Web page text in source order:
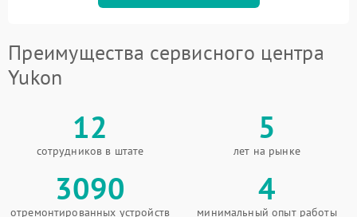
Преимущества сервисного центра
Yukon
12
сотрудников в штате
5
лет на рынке
3090
отремонтированных устройств
4
минимальный опыт работы